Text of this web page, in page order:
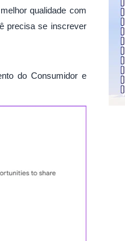
qualidade com
precisa se inscrever
do Consumidor e